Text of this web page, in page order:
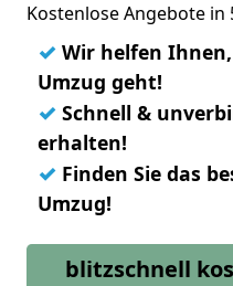
Kostenlose Angebote in
✓ Wir helfen
Umzug geht!
✓ Schnell &
erhalten!
✓ Finden Sie das
Umzug!
blitzschnell